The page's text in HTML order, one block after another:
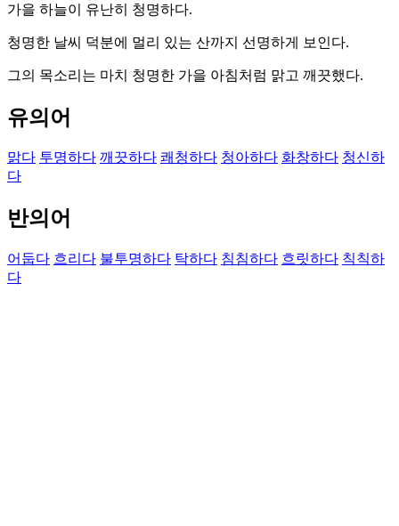
가을 하늘이 유난히 청명하다.
청명한 날씨 덕분에 멀리 있는 산까지 선명하게 보인다.
그의 목소리는 마치 청명한 가을 아침처럼 맑고 깨끗했다.
유의어
맑다 투명하다 깨끗하다 쾌청하다 청아하다 화창하다 청신하
다
반의어
어둡다 흐리다 불투명하다 탁하다 침침하다 흐릿하다 칙칙하
다